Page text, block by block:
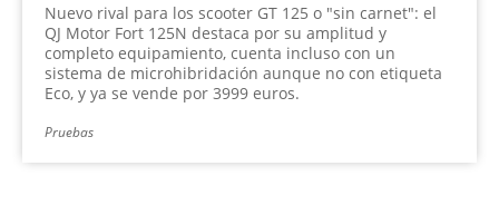
Nuevo rival para los scooter GT 125 o "sin carnet": el
QJ Motor Fort 125N destaca por su amplitud y
completo equipamiento, cuenta incluso con un
sistema de microhibridación aunque no con etiqueta
Eco, y ya se vende por 3999 euros.
Pruebas